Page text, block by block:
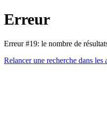
Erreur
Erreur #19: le nombre de
Relancer une recherche dans les